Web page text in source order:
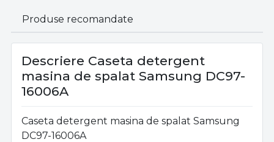
Produse recomandate
Descriere Caseta detergent
masina de spalat Samsung DC97-
16006A
Caseta detergent masina de spalat Samsung
DC97-16006A